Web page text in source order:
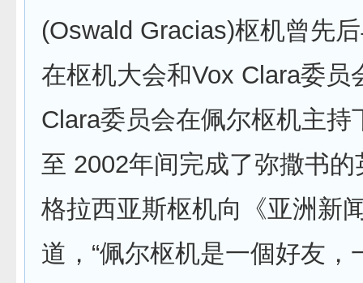
(Oswald Gracias)枢机曾先
在枢机大会和Vox Clara委员
Clara委员会在佩尔枢机主持
至 2002年间完成了弥撒书
格拉西亚斯枢机向《亚洲新
道，“佩尔枢机是一個好友，